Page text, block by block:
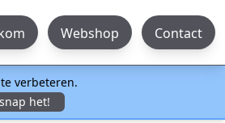
Webshop Contact
verbeteren.
het!